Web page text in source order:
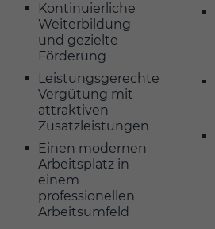
Kontinuierliche
Weiterbildung
und gezielte
Förderung
Leistungsgerechte
Vergütung mit
attraktiven
Zusatzleistungen
Einen modernen
Arbeitsplatz in
einem
professionellen
Arbeitsumfeld